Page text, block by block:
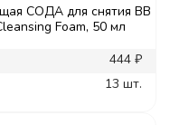
СОДА для снятия ВВ
Foam, 50 мл
444 ₽
13 шт.